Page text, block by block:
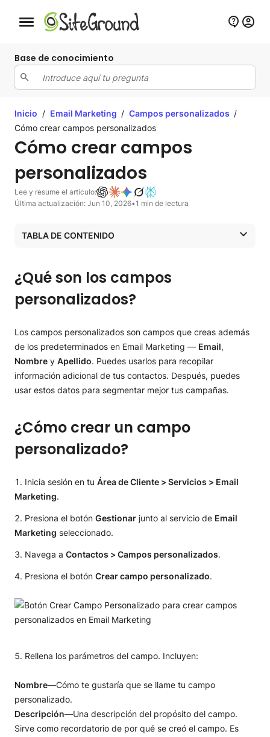
Botón de navegación móvil
Base de conocimiento
Inicio / Email Marketing / Campos personalizados /
Cómo crear campos personalizados
Cómo crear campos
personalizados
Lee y resume el articulo:
Última actualización: Jun 10, 2026•1 min de lectura
TABLA DE CONTENIDO
Tipo texto
Tipo desplegable
¿Qué son los campos
personalizados?
Los campos personalizados son campos que creas además
de los predeterminados en Email Marketing — Email,
Nombre y Apellido. Puedes usarlos para recopilar
información adicional de tus contactos. Después, puedes
usar estos datos para segmentar mejor tus campañas.
¿Cómo crear un campo
personalizado?
Inicia sesión en tu Área de Cliente > Servicios > Email
Marketing.
Presiona el botón Gestionar junto al servicio de Email
Marketing seleccionado.
Navega a Contactos > Campos personalizados.
Presiona el botón Crear campo personalizado.
Rellena los parámetros del campo. Incluyen:
Nombre—Cómo te gustaría que se llame tu campo
personalizado.
Descripción—Una descripción del propósito del campo.
Sirve como recordatorio de por qué se creó el campo. Es